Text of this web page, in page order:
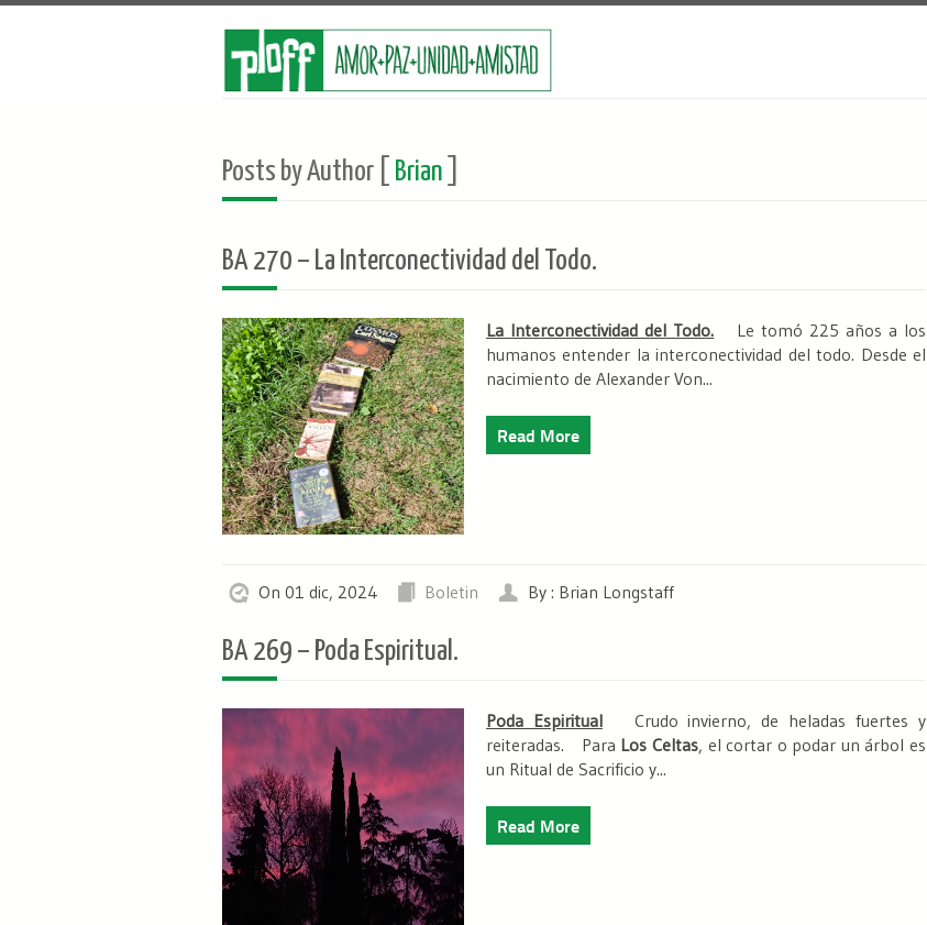
Posts by Author [ Brian
BA 270 – La Interconectividad del Todo.
La Interconectividad del Todo. Le tomó 225 años a los
humanos entender la interconectividad del todo. Desde el
nacimiento de Alexander Von...
Read More
On 01 dic, 2024 Boletin By : Brian Longstaff
BA 269 – Poda Espiritual.
Poda EspiritualCrudo invierno, de heladas fuertes y
reiteradas. Para Los Celtas, el cortar o podar un árbol es
un Ritual de Sacrificio y...
Read More